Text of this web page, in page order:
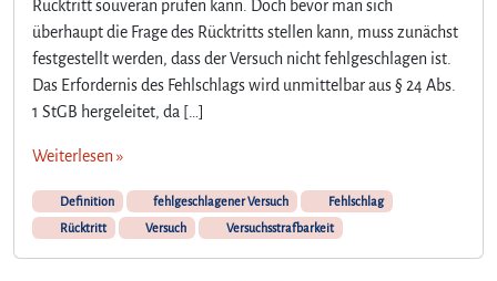
n
n
i
s
e
r
Rücktritt souverän prüfen kann. Doch bevor man sich
überhaupt die Frage des Rücktritts stellen kann, muss zunächst
festgestellt werden, dass der Versuch nicht fehlgeschlagen ist.
Das Erfordernis des Fehlschlags wird unmittelbar aus § 24 Abs.
1 StGB hergeleitet, da […]
Weiterlesen »
Definition fehlgeschlagener Versuch
Fehlschlag
Rücktritt
Versuch Versuchsstrafbarkeit